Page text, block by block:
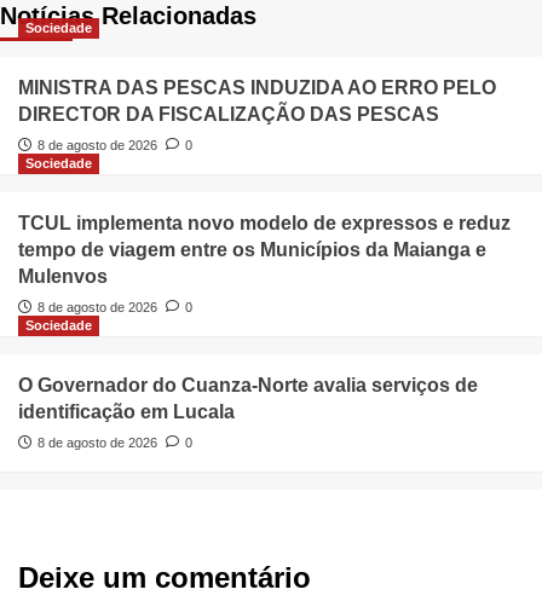
Notícias Relacionadas
Sociedade
MINISTRA DAS PESCAS INDUZIDA AO ERRO PELO
DIRECTOR DA FISCALIZAÇÃO DAS PESCAS
8 de agosto de 2026
0
Sociedade
TCUL implementa novo modelo de expressos e reduz
tempo de viagem entre os Municípios da Maianga e
Mulenvos
8 de agosto de 2026
0
Sociedade
O Governador do Cuanza-Norte avalia serviços de
identificação em Lucala
8 de agosto de 2026 0
Deixe um comentário